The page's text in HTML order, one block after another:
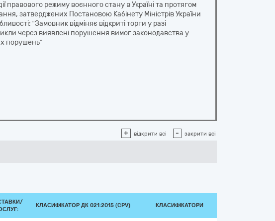
правового режиму воєнного стану в Україні та протягом
затверджених Постановою Кабінету Міністрів України
“Замовник відміняє відкриті торги у разі
через виявлені порушення вимог законодавства у
порушень”
+ відкрити всі - закрити всі
КЛАСИФІКАТОР ДК 021:2015 (CPV) КЛАСИФІКАТОРИ